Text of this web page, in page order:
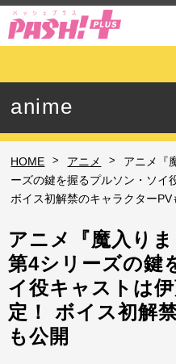
anime
HOME > アニメ >
アニメ『
ーズの鍵を握るプルソン・ソイ
ボイス初解禁のキャラクターPV
アニメ『魔入り
第4シリーズの鍵
イ役キャストは
定！ ボイス初解
も公開